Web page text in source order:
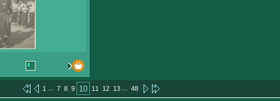
1 ... 7 8 9 10 11 12 13 ... 48